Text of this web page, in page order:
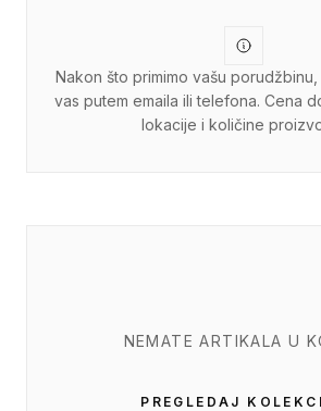
Nakon što primimo vašu
vas putem emaila ili telefona. Cena
lokacije i količine
NEMATE ARTIKALA U
PREGLEDAJ